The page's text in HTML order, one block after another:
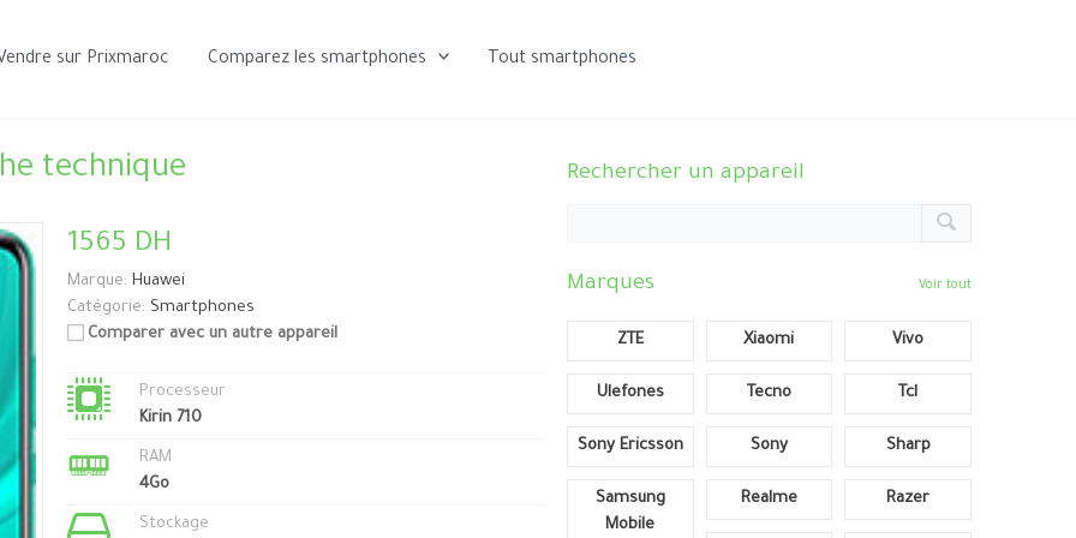
sur Prixmaroc Comparez les smartphones Tout smartphones
technique
1565 DH
Marque: Huawei
Catégorie: Smartphones
Comparer avec un autre appareil
Processeur
Kirin 710
RAM
4Go
Stockage
Rechercher un appareil
Marques Voir tout
ZTE Xiaomi Vivo
Ulefones Tecno Tcl
Sony Ericsson Sony Sharp
Samsung
Mobile
Realme Razer